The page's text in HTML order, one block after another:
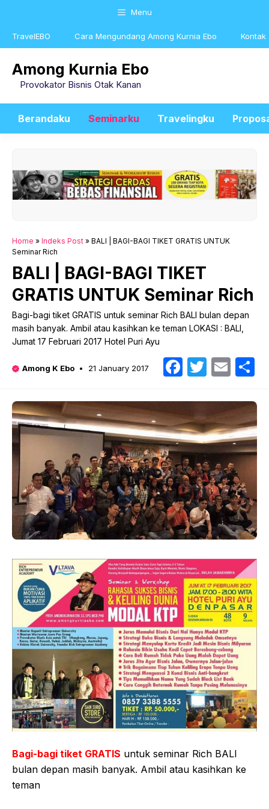
content
Menu
TravelEBO Cara Mengundang Among Kurnia Ebo Kontak
Among Kurnia Ebo
Provokator Bisnis Otak Kanan
Berandaku Seminarku Travelingku
Home » Indeks Post » BALI | BAGI-BAGI TIKET GRATIS UNTUK
Seminar Rich
BALI | BAGI-BAGI TIKET
GRATIS UNTUK Seminar Rich
Bagi-bagi tiket GRATIS untuk seminar Rich BALI bulan depan
masih banyak. Ambil atau kasihkan ke teman LOKASI : BALI,
Jumat 17 Februari 2017 Hotel Puri Ayu
Among K Ebo 21 January 2017
Bagi-bagi tiket GRATIS untuk seminar Rich BALI
bulan depan masih banyak. Ambil atau kasihkan ke
teman